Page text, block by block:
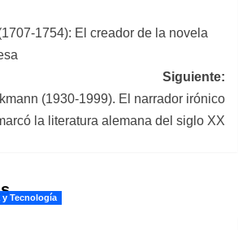
1754): El creador de la novela
Siguiente:
(1930-1999). El narrador irónico
la literatura alemana del siglo XX
y Tecnología